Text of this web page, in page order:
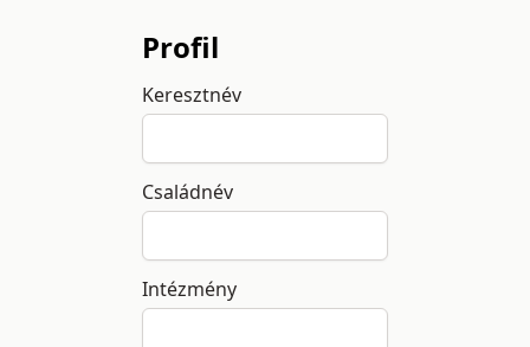
Profil
Keresztnév
Családnév
Intézmény